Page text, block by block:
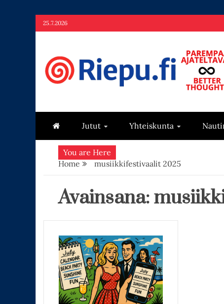
Skip
to
25.7.2026
Riepu.fi
Jutut Yhteiskunta
You are Here
Home
musiikkifestivaalit 2025
Avainsana: